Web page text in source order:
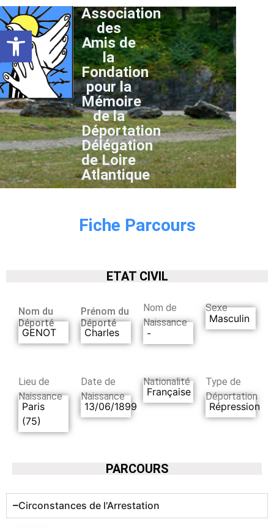
Ouvrir la barre d’outils
Association
des
Amis de
la
Fondation
pour la
Mémoire
de la
Déportation
Délégation
de Loire
Atlantique
Fiche Parcours
ETAT CIVIL
Nom du
Déporté
GENOT
Prénom du
Déporté
Charles
Nom de
Naissance
-
Sexe
Masculin
Lieu de
Naissance
Paris
(75)
Date de
Naissance
13/06/1899
Nationalité
Française
Type de
Déportation
Répression
PARCOURS
Circonstances de l'Arrestation